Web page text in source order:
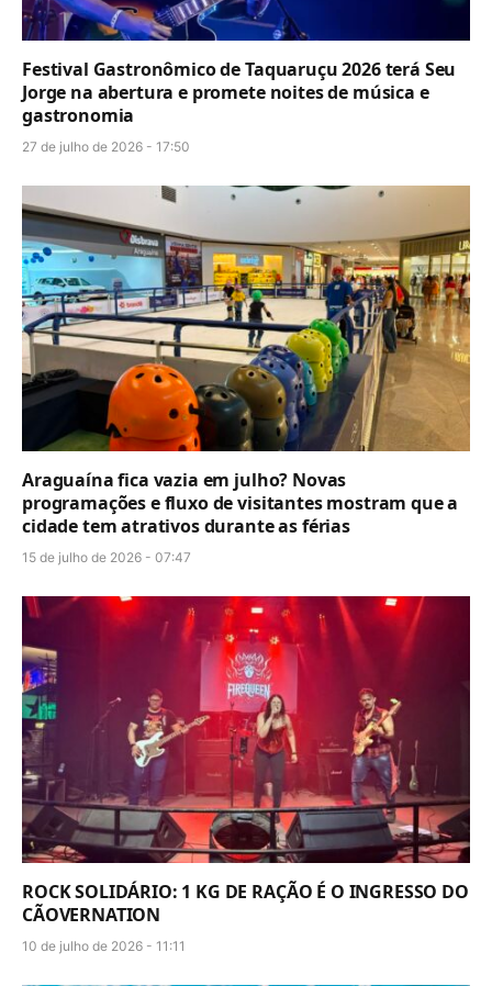
Festival Gastronômico de Taquaruçu 2026 terá Seu
Jorge na abertura e promete noites de música e
gastronomia
27 de julho de 2026 - 17:50
Araguaína fica vazia em julho? Novas
programações e fluxo de visitantes mostram que a
cidade tem atrativos durante as férias
15 de julho de 2026 - 07:47
ROCK SOLIDÁRIO: 1 KG DE RAÇÃO É O INGRESSO DO
CÃOVERNATION
10 de julho de 2026 - 11:11